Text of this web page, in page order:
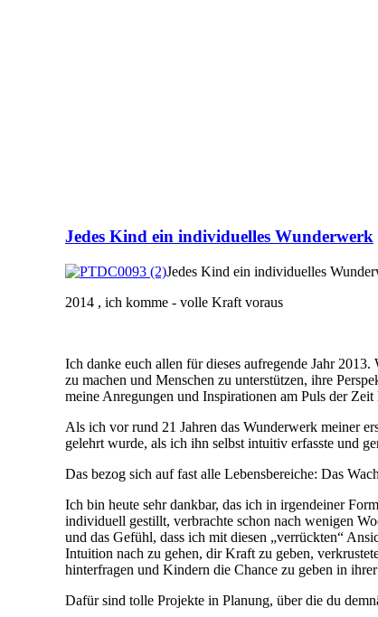
Jedes Kind ein individuelles Wunderwerk
Jedes Kind ein individuelles
2014 , ich komme - volle Kraft voraus
Ich danke euch allen für dieses aufregende Jahr
zu machen und Menschen zu unterstützen, ihre
meine Anregungen und Inspirationen am Puls der Zeit
Als ich vor rund 21 Jahren das Wunderwerk meiner
gelehrt wurde, als ich ihn selbst intuitiv erfasste und
Das bezog sich auf fast alle Lebensbereiche: Das
Ich bin heute sehr dankbar, das ich in irgendeiner
individuell gestillt, verbrachte schon nach wenigen
und das Gefühl, dass ich mit diesen „verrückten“
Intuition nach zu gehen, dir Kraft zu geben,
hinterfragen und Kindern die Chance zu geben in
Dafür sind tolle Projekte in Planung, über die du